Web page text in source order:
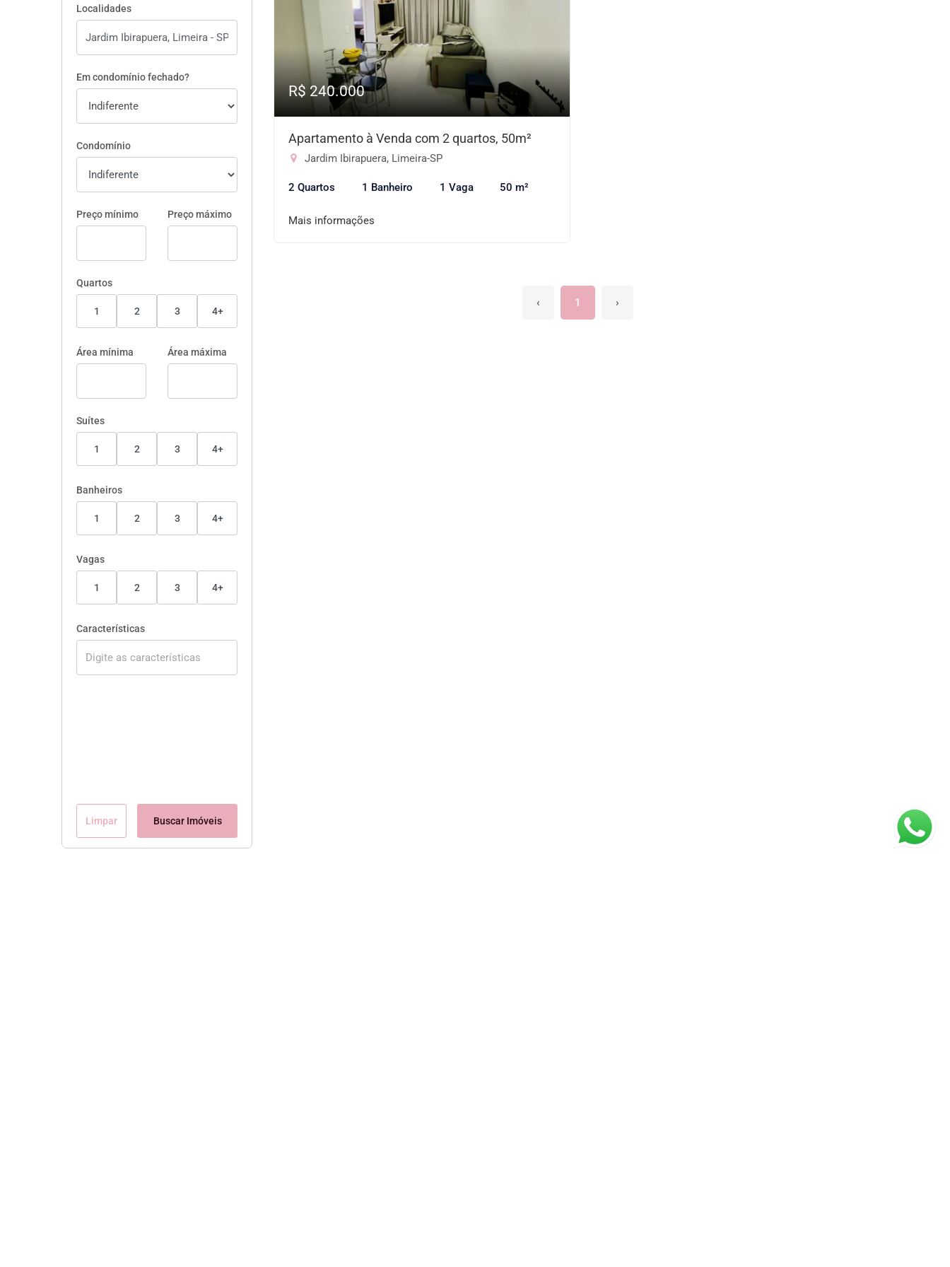
Localidades
Em condomínio fechado?
Condomínio
Preço mínimo Preço máximo
Quartos
1 2 3 4+
Área mínima Área máxima
Suítes
1 2 3 4+
Banheiros
1 2 3 4+
Vagas
1 2 3 4+
Características
Limpar Buscar Imóveis
R$ 240.000
Apartamento à Venda com 2 quartos, 50m²
Jardim Ibirapuera, Limeira-SP
2 Quartos 1 Banheiro 1 Vaga 50 m²
Mais informações
‹ 1 ›